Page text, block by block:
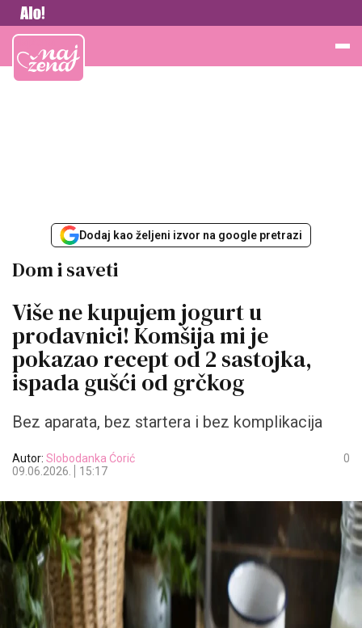
Vesti
Najžena
Dodaj kao željeni izvor na google pretrazi
Dom i saveti
Više ne kupujem jogurt u
prodavnici! Komšija mi je
pokazao recept od 2 sastojka,
ispada gušći od grčkog
Bez aparata, bez startera i bez komplikacija
Autor: Slobodanka Ćorić
09.06.2026.
15:17
0